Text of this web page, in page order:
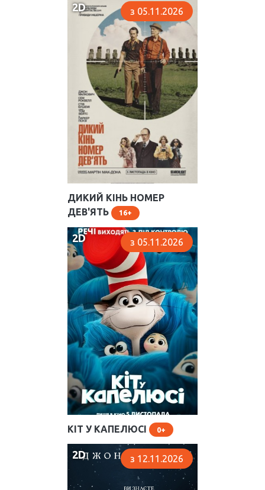
2D з 05.11.2026
ДИКИЙ КІНЬ НОМЕР
ДЕВ'ЯТЬ
16
2D з 05.11.2026
КІТ У КАПЕЛЮСІ 0
2D з 12.11.2026